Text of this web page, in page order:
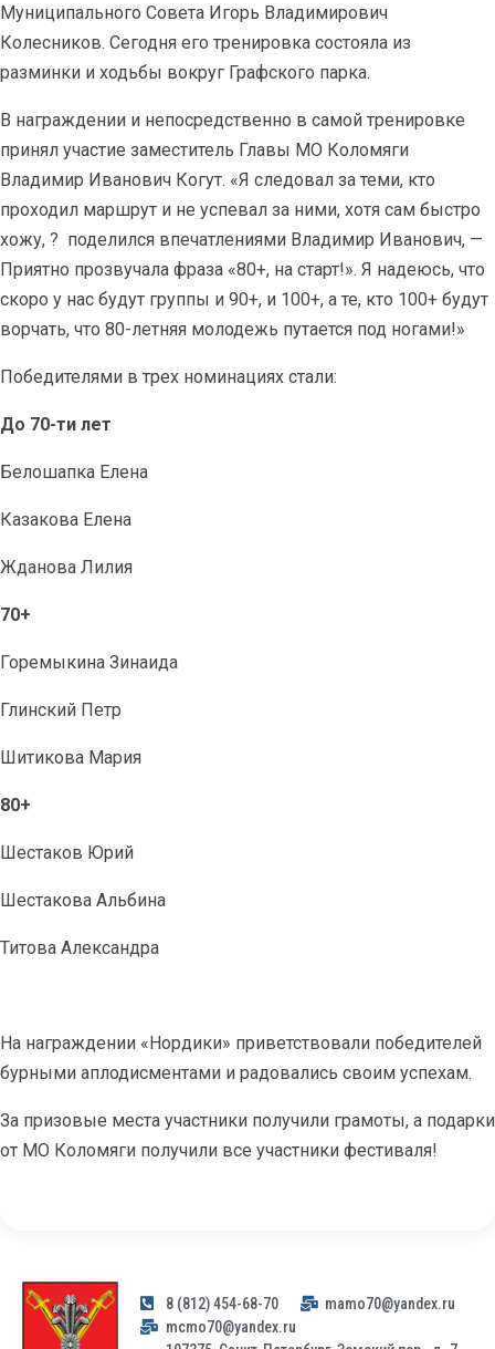
Муниципального Совета Игорь Владимирович
Колесников. Сегодня его тренировка состояла из
разминки и ходьбы вокруг Графского парка.
В награждении и непосредственно в самой тренировке
принял участие заместитель Главы МО Коломяги
Владимир Иванович Когут. «Я следовал за теми, кто
проходил маршрут и не успевал за ними, хотя сам быстро
хожу, ? поделился впечатлениями Владимир Иванович, —
Приятно прозвучала фраза «80+, на старт!». Я надеюсь, что
скоро у нас будут группы и 90+, и 100+, а те, кто 100+ будут
ворчать, что 80-летняя молодежь путается под ногами!»
Победителями в трех номинациях стали:
До 70-ти лет
Белошапка Елена
Казакова Елена
Жданова Лилия
70+
Горемыкина Зинаида
Глинский Петр
Шитикова Мария
80+
Шестаков Юрий
Шестакова Альбина
Титова Александра
На награждении «Нордики» приветствовали победителей
бурными аплодисментами и радовались своим успехам.
За призовые места участники получили грамоты, а подарки
от МО Коломяги получили все участники фестиваля!
8 (812) 454-68-70
mamo70@yandex.ru
mcmo70@yandex.ru